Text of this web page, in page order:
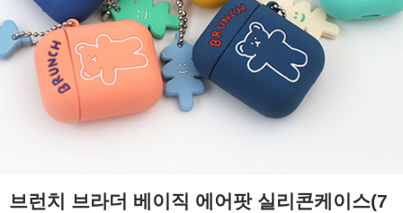
브런치 브라더 베이직 에어팟 실리콘케이스(7